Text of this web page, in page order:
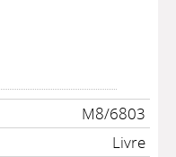
M8/6803
Livre